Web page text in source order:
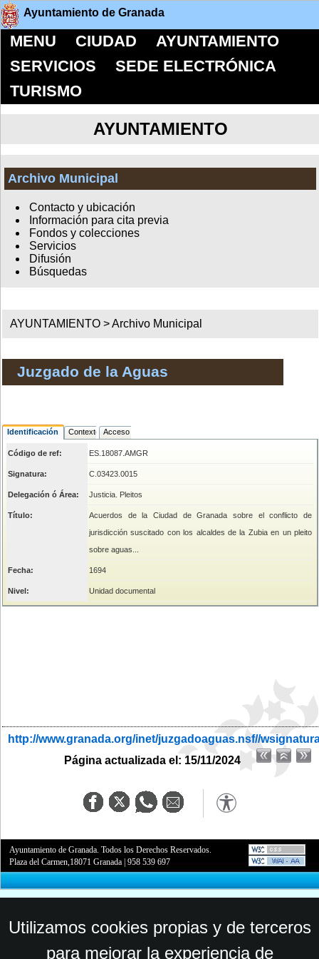
Ayuntamiento de Granada
MENU CIUDAD
AYUNTAMIENTO
SERVICIOS
SEDE ELECTRÓNICA
TURISMO
AYUNTAMIENTO
Archivo Municipal
Contacto y ubicación
Información para cita previa
Fondos y colecciones
Servicios
Difusión
Búsquedas
AYUNTAMIENTO >Archivo Municipal
Juzgado de la Aguas
Identificación Contexto Acceso
Código de ref: ES.18087.AMGR
Signatura: C.03423.0015
Delegación ó Área: Justicia. Pleitos
Título:
Acuerdos de la Ciudad de Granada sobre el conflicto de
jurisdicción suscitado con los alcaldes de la Zubia en un pleito
sobre aguas...
Fecha: 1694
Nivel: Unidad documental
http://www.granada.org/inet/juzgadoaguas.nsf//
Página actualizada el: 15/11/2024
Ayuntamiento de Granada. Todos los Derechos Reservados.
Plaza del Carmen,18071 Granada |958 539 697
Utilizamos cookies propias y de terceros
para mejorar la experiencia de